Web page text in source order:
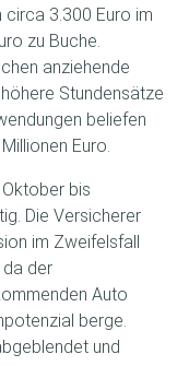
3.300 Euro im
zu Buche.
anziehende
Stundensätze
beliefen
Euro.
bis
Die Versicherer
im Zweifelsfall
der
Auto
berge.
und